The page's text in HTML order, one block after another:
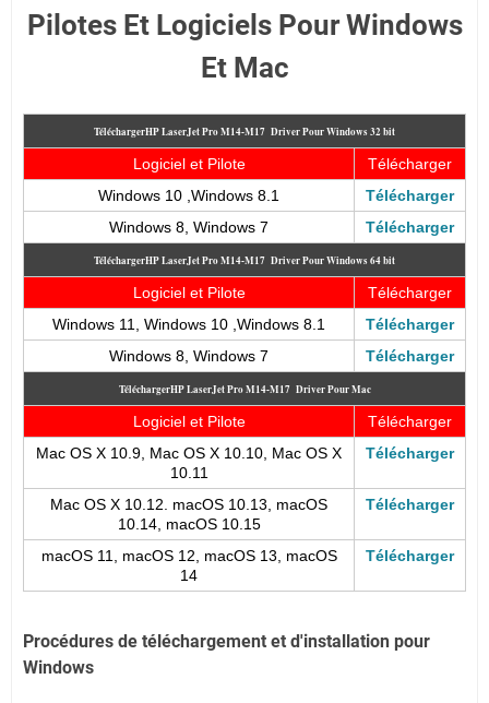
Pilotes Et Logiciels Pour Windows
Et Mac
TéléchargerHP LaserJet Pro M14-M17 Driver Pour Windows 32 bit
Logiciel et Pilote
Télécharger
Windows 10 ,Windows 8.1
Télécharger
Windows 8, Windows 7
Télécharger
TéléchargerHP LaserJet Pro M14-M17 Driver Pour Windows 64 bit
Logiciel et Pilote
Télécharger
Windows 11, Windows 10 ,Windows 8.1
Télécharger
Windows 8, Windows 7
Télécharger
TéléchargerHP LaserJet Pro M14-M17 Driver Pour Mac
Logiciel et Pilote
Télécharger
Mac OS X 10.9, Mac OS X 10.10, Mac OS X
10.11
Télécharger
Mac OS X 10.12. macOS 10.13, macOS
10.14, macOS 10.15
Télécharger
macOS 11, macOS 12, macOS 13, macOS
14
Télécharger
Procédures de téléchargement et d'installation pour
Windows